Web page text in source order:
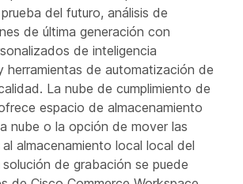
del futuro, análisis de
de última generación con
de inteligencia
herramientas de automatización de
La nube de cumplimiento de
espacio de almacenamiento
nube o la opción de mover las
almacenamiento local local del
de grabación se puede